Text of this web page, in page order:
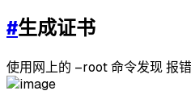
#生成证书
使用网上的 –root 命令发现 报错